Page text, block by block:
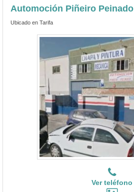
Automoción Piñeiro Peinado
Ubicado en Tarifa
Ver teléfono